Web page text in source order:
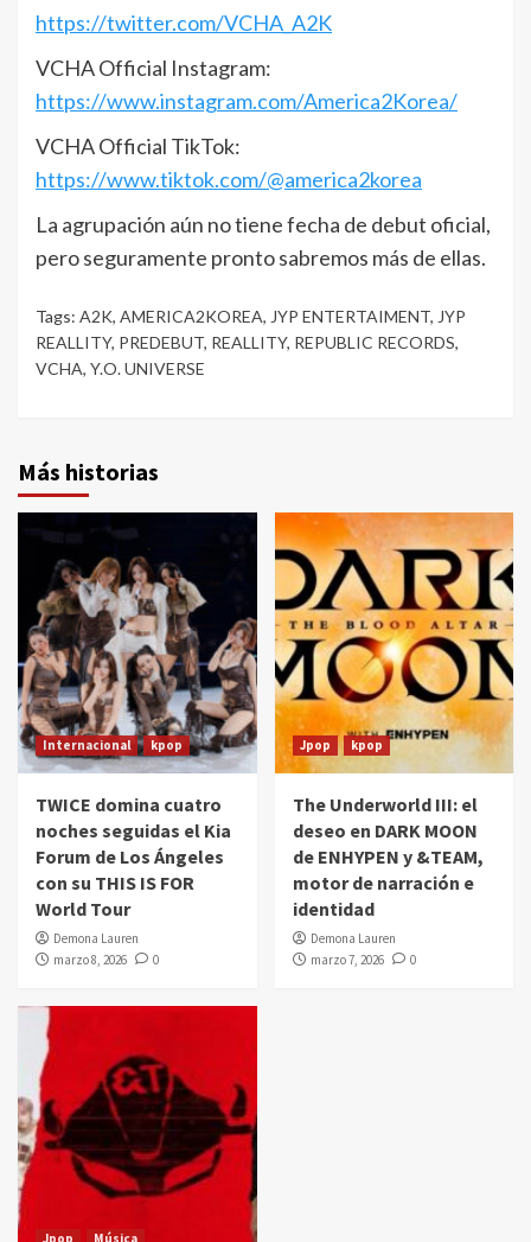
https://twitter.com/VCHA_A2K
VCHA Official Instagram:
https://www.instagram.com/America2Korea/
VCHA Official TikTok:
https://www.tiktok.com/@america2korea
La agrupación aún no tiene fecha de debut oficial,
pero seguramente pronto sabremos más de ellas.
Tags: A2K, AMERICA2KOREA, JYP ENTERTAIMENT, JYP
REALLITY, PREDEBUT, REALLITY, REPUBLIC RECORDS,
VCHA, Y.O. UNIVERSE
Más historias
Internacional kpop
TWICE domina cuatro
noches seguidas el Kia
Forum de Los Ángeles
con su THIS IS FOR
World Tour
Demona Lauren
marzo 8, 2026
0
Jpop kpop
The Underworld III: el
deseo en DARK MOON
de ENHYPEN y &TEAM,
motor de narración e
identidad
Demona Lauren
marzo 7, 2026
0
Jpop Música